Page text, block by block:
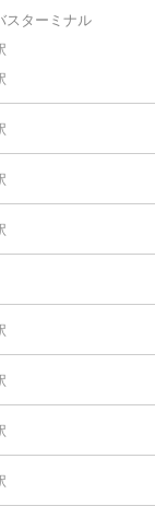
スターミナル